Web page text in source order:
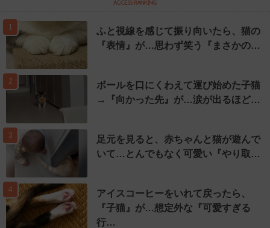
1
ふと視線を感じて振り向いたら、猫の
『表情』が…思わず笑う『まさかの…
2
ボールを口にくわえて運び始めた子猫
→『向かった先』が…涙が出るほど…
3
足元を見ると、赤ちゃんと猫が遊んで
いて…とんでもなく可愛い『やり取…
4
アイスコーヒーをいれて戻ったら、
『子猫』が…想定外な『可愛すぎる
行…